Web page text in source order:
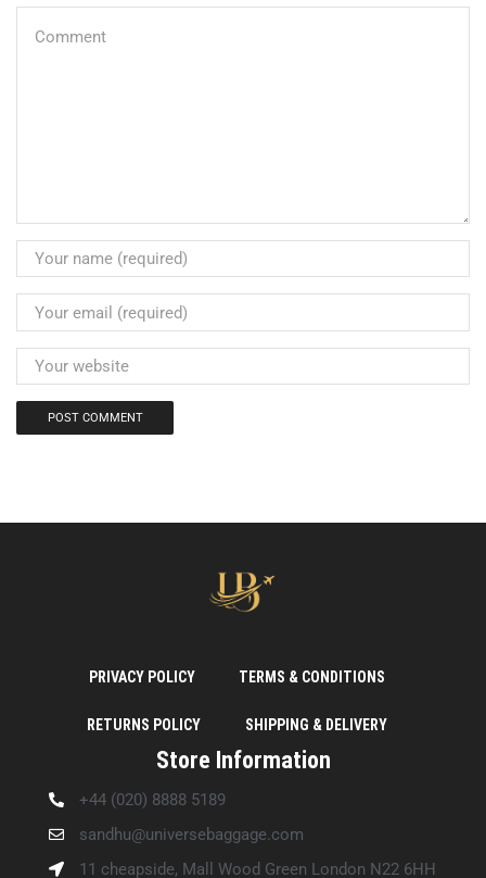
PRIVACY POLICY TERMS & CONDITIONS
RETURNS POLICY SHIPPING & DELIVERY
Store Information
+44 (020) 8888 5189
sandhu@universebaggage.com
11 cheapside, Mall Wood Green London N22 6HH